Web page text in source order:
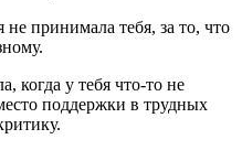
принимала тебя, за то, что
когда у тебя что-то не
поддержки в трудных